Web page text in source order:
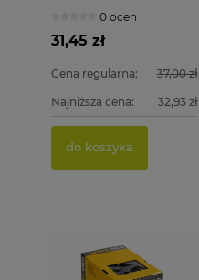
szt. ASTRA0 ocen
31,45 zł
Cena regularna: 37,00 zł
Najniższa cena: 32,93 zł
do koszyka